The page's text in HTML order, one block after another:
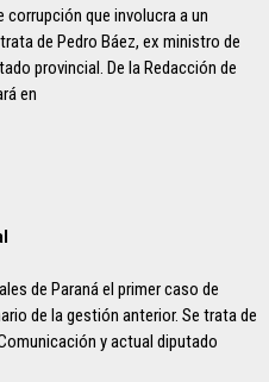
corrupción que involucra a un
de Pedro Báez, ex ministro de
provincial. De la Redacción de
en
de Paraná el primer caso de
de la gestión anterior. Se trata de
y actual diputado